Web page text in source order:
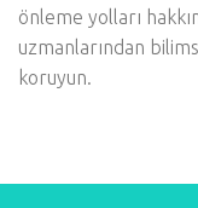
önleme yolları
uzmanlarından
koruyun.